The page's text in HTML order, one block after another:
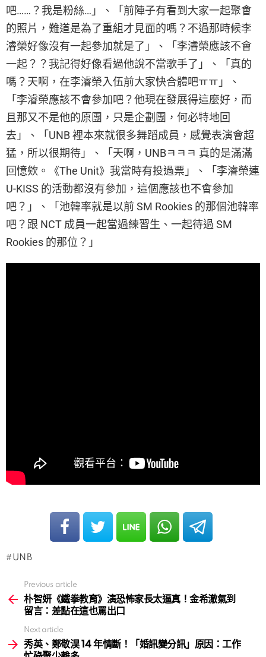
吧……？我是粉絲…」、「前陣子有看到大家一起聚會
的照片，難道是為了重組才見面的嗎？不過那時候李
濬榮好像沒有一起參加就是了」、「李濬榮應該不會
一起？？我記得好像看過他說不當歌手了」、「真的
嗎？天啊，在李濬榮入伍前大家快合體吧ㅠㅠ」、
「李濬榮應該不會參加吧？他現在發展得這麼好，而
且那又不是他的原團，只是企劃團，何必特地回
去」、「UNB 裡本來就很多舞蹈成員，感覺表演會超
猛，所以很期待」、「天啊，UNBㅋㅋㅋ 真的是滿滿
回憶欸。《The Unit》我當時有投過票」、「李濬榮連
U-KISS 的活動都沒有參加，這個應該也不會參加
吧？」、「池韓率就是以前 SM Rookies 的那個池韓率
吧？跟 NCT 成員一起當過練習生、一起待過 SM
Rookies 的那位？」
UNB
more
Previous article
朴智妍《鐵拳教育》演恐怖家長太逼真！金希澈氣到
留言：差點在這也罵出口
Next article
秀英、鄭敬淏 14 年情斷！「婚訊變分訊」原因：工作